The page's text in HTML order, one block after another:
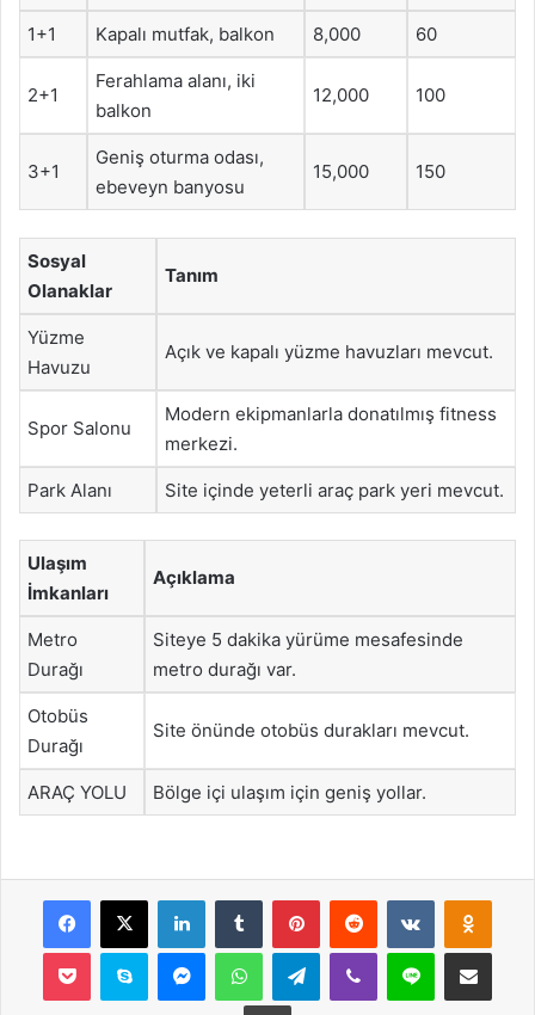
1+1 Kapalı mutfak, balkon 8,000 60
2+1
Ferahlama alanı, iki
balkon
12,000 100
3+1
Geniş oturma odası,
ebeveyn banyosu
15,000 150
Sosyal
Olanaklar
Tanım
Yüzme
Havuzu
Açık ve kapalı yüzme havuzları mevcut.
Spor Salonu
Modern ekipmanlarla donatılmış fitness
merkezi.
Park Alanı Site içinde yeterli araç park yeri mevcut.
Ulaşım
İmkanları
Açıklama
Metro
Durağı
Siteye 5 dakika yürüme mesafesinde
metro durağı var.
Otobüs
Durağı
Site önünde otobüs durakları mevcut.
ARAÇ YOLU Bölge içi ulaşım için geniş yollar.
Facebook
X LinkedInTumblr PinterestReddit VKontakte
Pocket Skype MessengerWhatsAppTelegramViber Line E-Posta ile
Yazdır